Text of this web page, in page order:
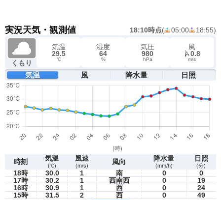
実況天気・観測値 18:10時点( 05:00 18:55)
くもり
気温
29.5
℃
湿度
64
%
気圧
980
hPa
風
0.8
m/s
気温 風 降水量 日照
時刻 気温
(℃)
風速
(m/s) 風向 降水量
(mm/h)
日照
(分)
18時 30.0 1 南 0
0
17時
30.2 1 西南西 0
19
16時
30.9 1 西 0
24
15時
31.5 2 西 0 49